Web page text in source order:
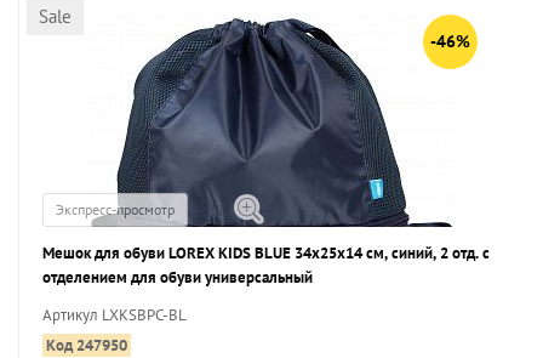
Sale
-46%
Экспресс-просмотр
Мешок для обуви LOREX KIDS BLUE 34x25x14 см, синий, 2 отд. с
отделением для обуви универсальный
Артикул LXKSBPC-BL
Код 247950